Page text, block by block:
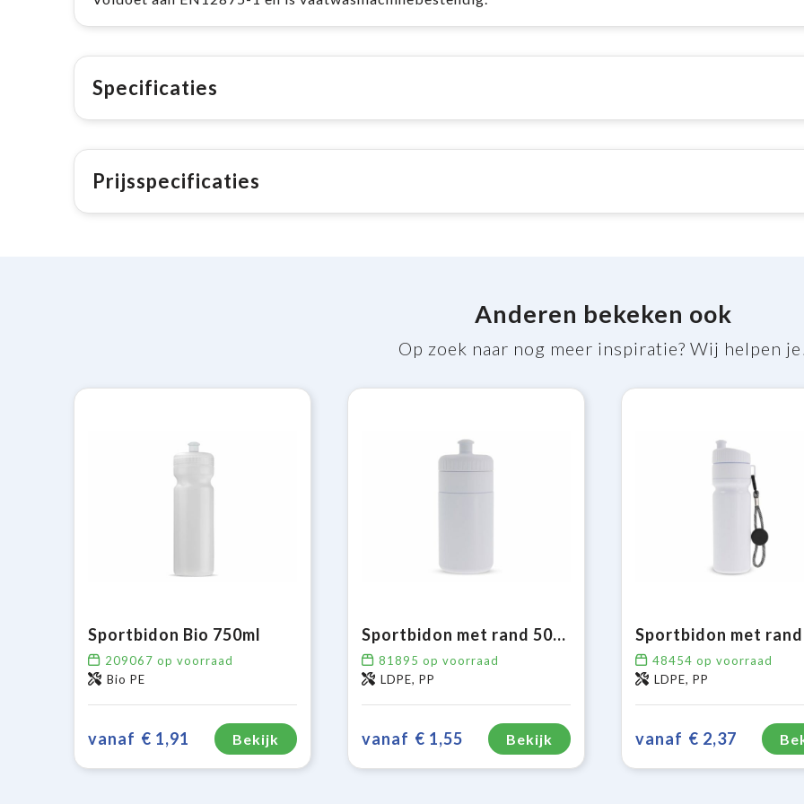
Specificaties
Prijsspecificaties
Anderen bekeken ook
Op zoek naar nog meer inspiratie? Wij helpen
Sportbidon Bio 750ml
209067 op voorraad
Bio PE
vanaf € 1,91 Bekijk
Sportbidon met rand 500ml
81895 op voorraad
LDPE, PP
vanaf € 1,55 Bekijk
48454 op voorraad
LDPE, PP
vanaf € 2,37